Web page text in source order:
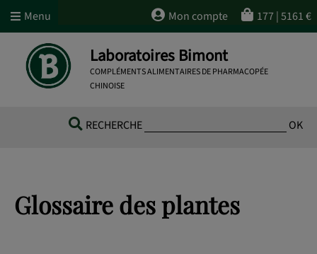
Laboratoires Bimont
COMPLÉMENTS ALIMENTAIRES DE PHARMACOPÉE
CHINOISE
RECHERCHE OK
Glossaire des plantes
Menu Mon compte 177|5161€